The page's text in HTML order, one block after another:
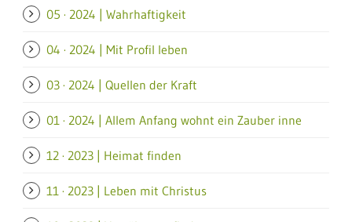
05 · 2024 | Wahrhaftigkeit
04 · 2024 | Mit Profil leben
03 · 2024 | Quellen der Kraft
01 · 2024 | Allem Anfang wohnt ein Zauber inne
12 · 2023 | Heimat finden
11 · 2023 | Leben mit Christus